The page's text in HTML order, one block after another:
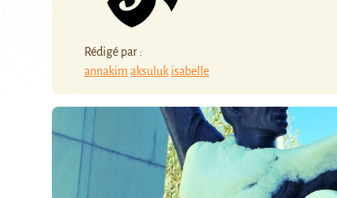
Rédigé par :
annakim aksuluk isabelle